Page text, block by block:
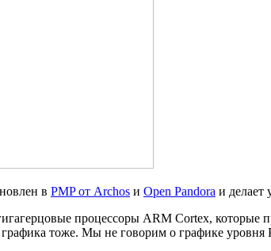
в PMP от Archos и Open Pandora и делает
процессоры ARM Cortex,
тоже. Мы не говорим о графике уровня